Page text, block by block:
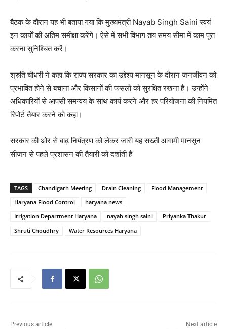
बैठक के दौरान यह भी बताया गया कि मुख्यमंत्री Nayab Singh Saini स्वयं
इन कार्यों की अंतिम समीक्षा करेंगे। ऐसे में सभी विभाग तय समय सीमा में काम पूरा
करना सुनिश्चित करें।
श्रुति चौधरी ने कहा कि राज्य सरकार का उद्देश्य मानसून के दौरान जनजीवन को
प्रभावित होने से बचाना और किसानों की फसलों को सुरक्षित रखना है। उन्होंने
अधिकारियों से आपसी समन्वय के साथ कार्य करने और हर परियोजना की नियमित
रिपोर्ट तैयार करने को कहा।
सरकार की ओर से बाढ़ नियंत्रण को लेकर जारी यह सख्ती आगामी मानसून
सीजन से पहले प्रशासन की तैयारी को दर्शाती है
TAGS Chandigarh Meeting Drain Cleaning
Flood Management
Haryana Flood Control
haryana news
Irrigation Department Haryana
nayab singh saini
Priyanka Thakur
Shruti Choudhry
Water Resources Haryana
Previous article Next article